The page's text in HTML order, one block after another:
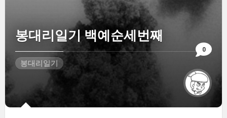
0
봉대리일기 백예순세번째
봉대리일기